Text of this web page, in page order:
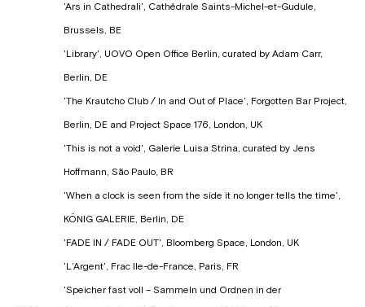
'Ars in Cathedrali', Cathédrale Saints-Michel-et-Gudule,
Brussels, BE
'Library', UOVO Open Office Berlin, curated by Adam Carr,
Berlin, DE
'The Krautcho Club / In and Out of Place', Forgotten Bar Project,
Berlin, DE and Project Space 176, London, UK
'This is not a void', Galerie Luisa Strina, curated by Jens
Hoffmann, São Paulo, BR
'When a clock is seen from the side it no longer tells the time',
KÖNIG GALERIE, Berlin, DE
'FADE IN / FADE OUT', Bloomberg Space, London, UK
'L’Argent', Frac Ile-de-France, Paris, FR
'Speicher fast voll – Sammeln und Ordnen in der